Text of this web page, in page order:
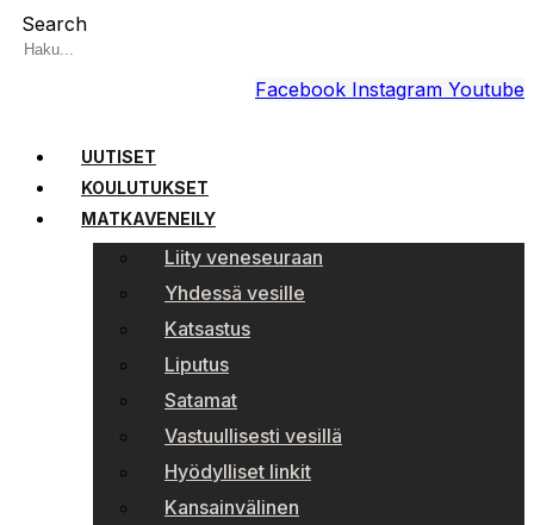
Search
Facebook Instagram Youtube
UUTISET
KOULUTUKSET
MATKAVENEILY
Liity veneseuraan
Yhdessä vesille
Katsastus
Liputus
Satamat
Vastuullisesti vesillä
Hyödylliset linkit
Kansainvälinen